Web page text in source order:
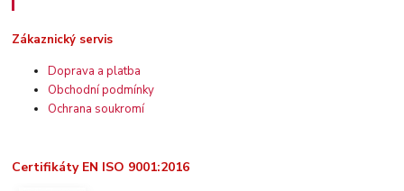
Zákaznický servis
Doprava a platba
Obchodní podmínky
Ochrana soukromí
Certifikáty EN ISO 9001:2016